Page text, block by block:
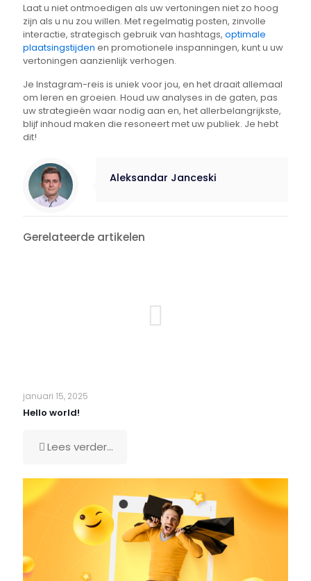
Laat u niet ontmoedigen als uw vertoningen niet zo hoog
zijn als u nu zou willen. Met regelmatig posten, zinvolle
interactie, strategisch gebruik van hashtags, optimale
plaatsingstijden en promotionele inspanningen, kunt u uw
vertoningen aanzienlijk verhogen.
Je Instagram-reis is uniek voor jou, en het draait allemaal
om leren en groeien. Houd uw analyses in de gaten, pas
uw strategieën waar nodig aan en, het allerbelangrijkste,
blijf inhoud maken die resoneert met uw publiek. Je hebt
dit!
Aleksandar Janceski
Gerelateerde artikelen
januari 15, 2025
Hello world!
Lees verder...